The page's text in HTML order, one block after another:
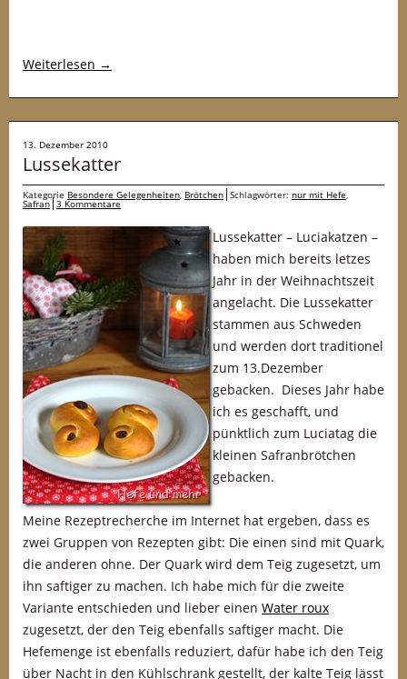
Weiterlesen →
13. Dezember 2010
Lussekatter
Kategorie Besondere Gelegenheiten, Brötchen Schlagwörter: nur mit Hefe,
Safran 3 Kommentare
Lussekatter – Luciakatzen –
haben mich bereits letzes
Jahr in der Weihnachtszeit
angelacht. Die Lussekatter
stammen aus Schweden
und werden dort traditionel
zum 13.Dezember
gebacken. Dieses Jahr habe
ich es geschafft, und
pünktlich zum Luciatag die
kleinen Safranbrötchen
gebacken.
Meine Rezeptrecherche im Internet hat ergeben, dass es
zwei Gruppen von Rezepten gibt: Die einen sind mit Quark,
die anderen ohne. Der Quark wird dem Teig zugesetzt, um
ihn saftiger zu machen. Ich habe mich für die zweite
Variante entschieden und lieber einen Water roux
zugesetzt, der den Teig ebenfalls saftiger macht. Die
Hefemenge ist ebenfalls reduziert, dafür habe ich den Teig
über Nacht in den Kühlschrank gestellt, der kalte Teig lässt